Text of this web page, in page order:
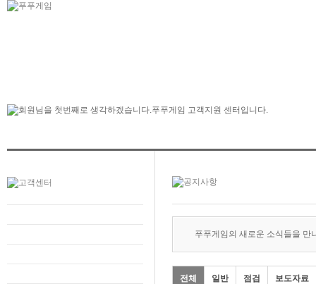
푸푸게임의 새로운 소식들을 만
전체 일반 점검 보도자료